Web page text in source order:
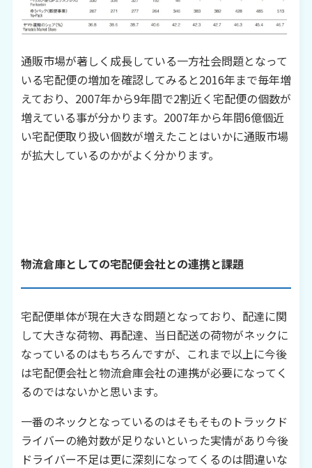
通販市場が著しく成長している一方社会問題となって
いる宅配便の増加を確認してみると2016年まで毎年増
えており、 2007年から9年間で2割近く宅配便の個数が
増えている事が分かります。 2007年から年間6億個近
い宅配便取り扱い個数が増えたことはいかに通販市場
が拡大しているのかがよく分かります。
物流倉庫としての宅配便会社との連携と課題
宅配便単体が現在大きな問題となっており、配達に関
して大きな荷物、再配達、当日配送の荷物がネックに
なっているのはもちろんですが、これまで以上に今後
は宅配便会社と物流倉庫会社の連携が必要になってく
るのではないかと思います。
一番のネックとなっているのはそもそものトラックド
ライバーの絶対数が足りないといった実情があり今後
ドライバー不足は更に深刻になってくるのは間違いな